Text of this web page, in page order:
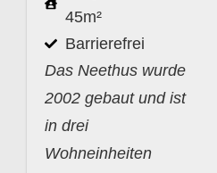
45m²
Barrierefrei
Das Neethus wurde
2002 gebaut und ist
in drei
Wohneinheiten